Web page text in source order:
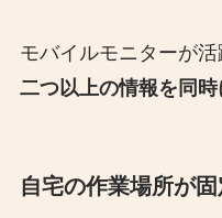
モバイルモニターが活
二つ以上の情報を同
自宅の作業場所が